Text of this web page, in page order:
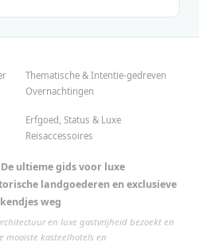
Thematische & Intentie-gedreven
Overnachtingen
Erfgoed, Status & Luxe
Reisaccessoires
ultieme gids voor luxe
landgoederen en exclusieve
weg
en luxe gastvrijheid bezoekt en
mooiste kasteelhotels en